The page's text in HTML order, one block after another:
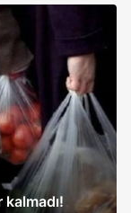
kalmadı!